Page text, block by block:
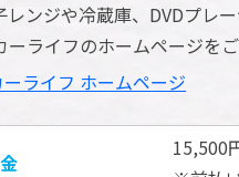
ンジや冷蔵庫、DVDプレ
ライフのホームページをご
ライフ ホームページ
15,500